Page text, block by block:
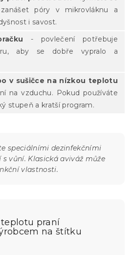
póry v mikrovláknu a
i savost.
- povlečení potřebuje
aby se dobře vypralo a
v sušičce na nízkou teplotu
na vzduchu. Pokud používáte
stupeň a kratší program.
speciálními dezinfekčními
vůní. Klasická aviváž může
vlastnosti.
praní
na štítku